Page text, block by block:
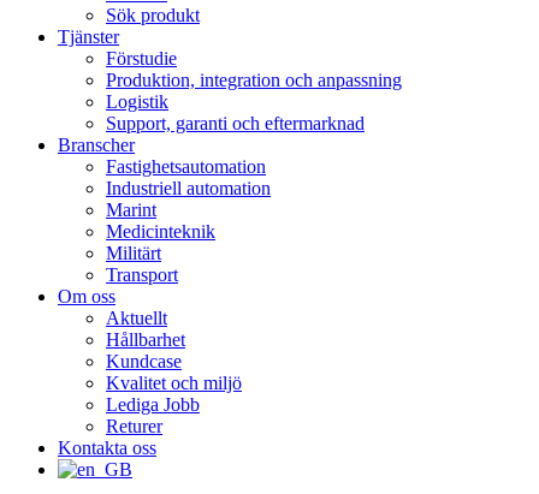
Sök produkt
Tjänster
Förstudie
Produktion, integration och anpassning
Logistik
Support, garanti och eftermarknad
Branscher
Fastighetsautomation
Industriell automation
Marint
Medicinteknik
Militärt
Transport
Om oss
Aktuellt
Hållbarhet
Kundcase
Kvalitet och miljö
Lediga Jobb
Returer
Kontakta oss